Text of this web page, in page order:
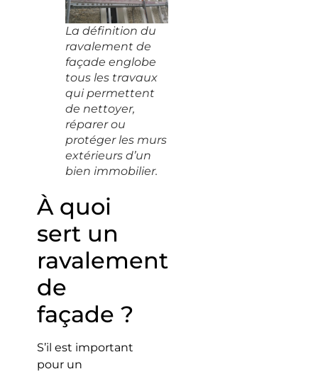
La définition du
ravalement de
façade englobe
tous les travaux
qui permettent
de nettoyer,
réparer ou
protéger les murs
extérieurs d’un
bien immobilier.
À quoi
sert un
ravalement
de
façade ?
S’il est important
pour un